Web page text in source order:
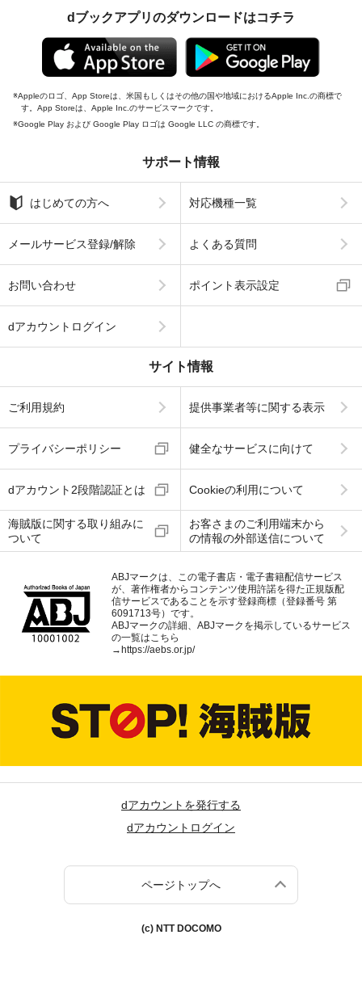
dブックアプリのダウンロードはコチラ
Appleのロゴ、App Storeは、米国もしくはその他の国や地域におけるApple Inc.の商標で
す。App Storeは、Apple Inc.のサービスマークです。
Google Play および Google Play ロゴは Google LLC の商標です。
サポート情報
はじめての方へ 対応機種一覧
メールサービス登録/解除 よくある質問
お問い合わせ ポイント表示設定
dアカウントログイン
サイト情報
ご利用規約 提供事業者等に関する表示
プライバシーポリシー 健全なサービスに向けて
dアカウント2段階認証とは Cookieの利用について
海賊版に関する取り組みに
ついて
お客さまのご利用端末から
の情報の外部送信について
ABJマークは、この電子書店・電子書籍配信サービス
が、著作権者からコンテンツ使用許諾を得た正規版配
信サービスであることを示す登録商標（登録番号 第
6091713号）です。
ABJマークの詳細、ABJマークを掲示しているサービス
の一覧はこちら
→https://aebs.or.jp/
dアカウントを発行する
dアカウントログイン
ページトップへ
(c) NTT DOCOMO